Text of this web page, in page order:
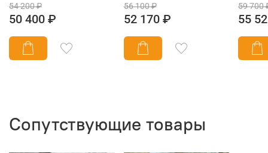
54 200 ₽
50 400 ₽
56 100 ₽
52 170 ₽
59 700
55
Сопутствующие товары